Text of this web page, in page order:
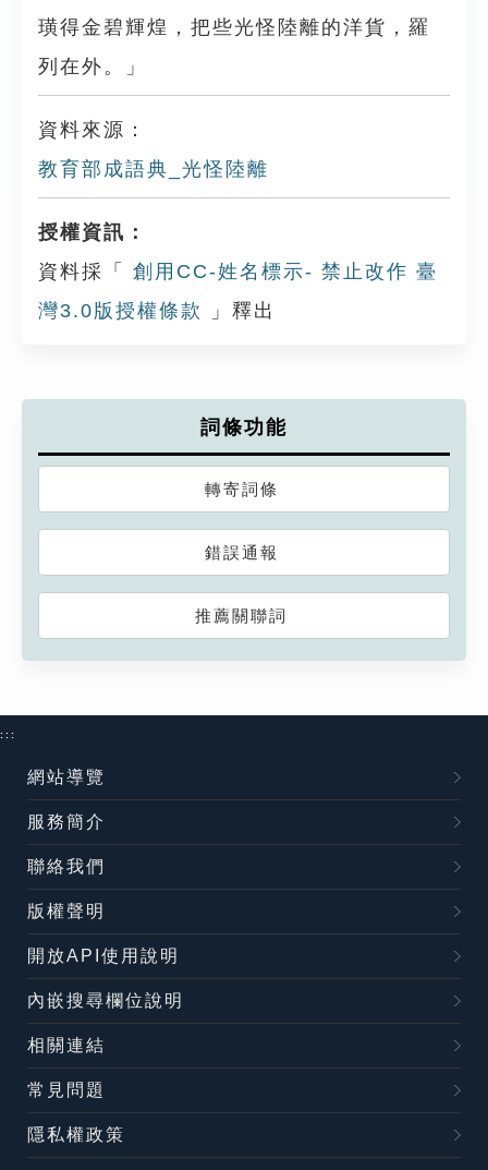
璜得金碧輝煌，把些光怪陸離的洋貨，羅
列在外。」
資料來源：
教育部成語典_光怪陸離
授權資訊：
資料採「
創用CC-姓名標示- 禁止改作 臺
灣3.0版授權條款
」釋出
詞條功能
轉寄詞條
錯誤通報
推薦關聯詞
:::
網站導覽
服務簡介
聯絡我們
版權聲明
開放API使用說明
內嵌搜尋欄位說明
相關連結
常見問題
隱私權政策